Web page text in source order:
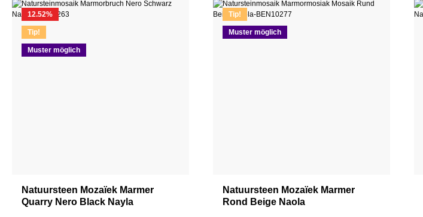
12.52%
Tip!
Muster möglich
Natuursteen Mozaïek Marmer
Quarry Nero Black Nayla
Tip!
Muster möglich
Natuursteen Mozaïek Marmer
Rond Beige Naola